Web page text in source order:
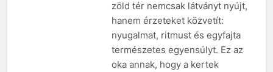
zöld tér nemcsak látványt nyújt,
hanem érzeteket közvetít:
nyugalmat, ritmust és egyfajta
természetes egyensúlyt. Ez az
oka annak, hogy a kertek